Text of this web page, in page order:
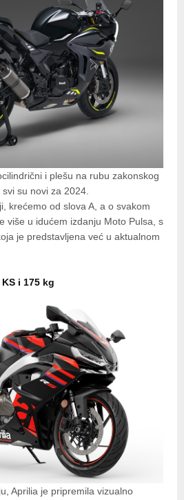
i plešu na rubu zakonskog
su novi za 2024.
krećemo od slova A, a o svakom
više u idućem izdanju Moto Pulsa, s
je predstavljena već u aktualnom
KS i 175 kg
Aprilia je pripremila vizualno